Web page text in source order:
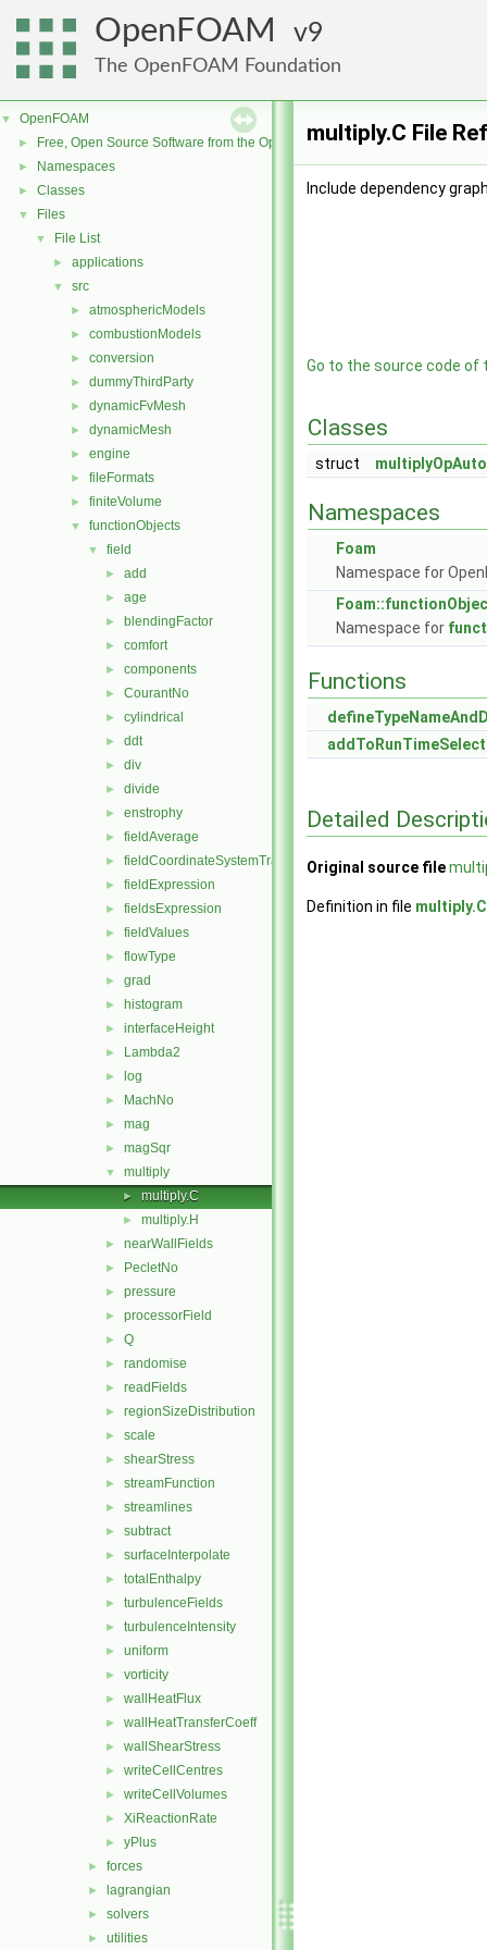
OpenFOAM 9
The OpenFOAM Foundation
▼ OpenFOAM
► Free, Open Source Software from the OpenFOAM Foundation
► Namespaces
► Classes
▼ Files
▼ File List
► applications
▼ src
► atmosphericModels
► combustionModels
► conversion
► dummyThirdParty
► dynamicFvMesh
► dynamicMesh
► engine
► fileFormats
► finiteVolume
▼ functionObjects
▼ field
► add
► age
► blendingFactor
► comfort
► components
► CourantNo
► cylindrical
► ddt
► div
► divide
► enstrophy
► fieldAverage
► fieldCoordinateSystemTransform
► fieldExpression
► fieldsExpression
► fieldValues
► flowType
► grad
► histogram
► interfaceHeight
► Lambda2
► log
► MachNo
► mag
► magSqr
▼ multiply
► multiply.C
► multiply.H
► nearWallFields
► PecletNo
► pressure
► processorField
► Q
► randomise
► readFields
► regionSizeDistribution
► scale
► shearStress
► streamFunction
► streamlines
► subtract
► surfaceInterpolate
► totalEnthalpy
► turbulenceFields
► turbulenceIntensity
► uniform
► vorticity
► wallHeatFlux
► wallHeatTransferCoeff
► wallShearStress
► writeCellCentres
► writeCellVolumes
► XiReactionRate
► yPlus
► forces
► lagrangian
► solvers
► utilities
multiply.C File
Include dependency
Go to the source code of
Classes
struct
Namespaces
Foam
Namespace for
Namespace for
Functions
Detailed
Original source file
Definition in file multiply.C